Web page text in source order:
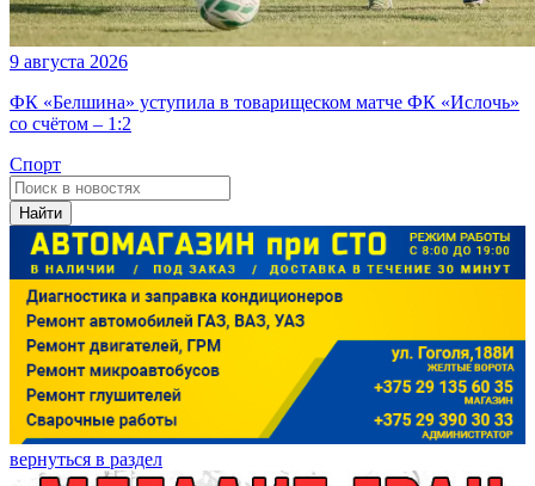
9 августа 2026
ФК «Белшина» уступила в товарищеском матче ФК «Ислочь»
со счётом – 1:2
Спорт
Найти
вернуться в раздел